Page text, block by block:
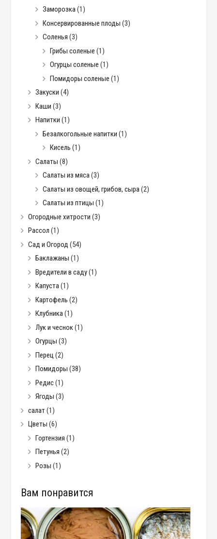
Заморозка(1)
Консервированные плоды (3)
Соленья (3)
Грибы соленые (1)
Огурцы соленые (1)
Помидоры соленые (1)
Закуски (4)
Каши (3)
Напитки (1)
Безалкогольные напитки (1)
Кисель (1)
Салаты (8)
Салаты из мяса(3)
Салаты из овощей, грибов, сыра(2)
Салаты из птицы (1)
Огородные хитрости (3)
Рассол (1)
Сад и Огород (54)
Баклажаны (1)
Вредители в саду(1)
Капуста(1)
Картофель (2)
Клубника(1)
Лук и чеснок(1)
Огурцы (3)
Перец (2)
Помидоры (38)
Редис(1)
Ягоды (3)
салат(1)
Цветы (6)
Гортензия (1)
Петунья (2)
Розы (1)
Вам понравится